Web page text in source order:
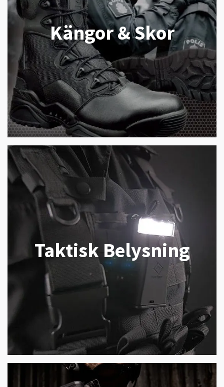
Kängor & Skor
Taktisk Belysning